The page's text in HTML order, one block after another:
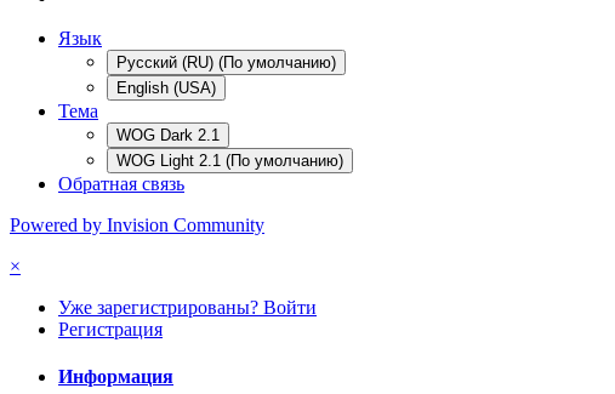
Язык
Русский (RU) (По умолчанию)
English (USA)
Тема
WOG Dark 2.1
WOG Light 2.1 (По умолчанию)
Обратная связь
Powered by Invision Community
×
Уже зарегистрированы? Войти
Регистрация
Информация